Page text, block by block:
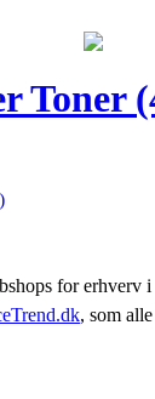
Toner
for erhverv
, som